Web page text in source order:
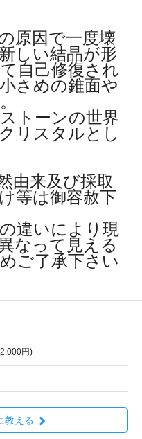
原因で一度壊
しい結晶が形
自己修復され
さめの錐面や
トーンの世界
リスタルとし
由来及び採取
等は御容赦下
違いにより現
なって見える
ご了承下さい
円)
教える